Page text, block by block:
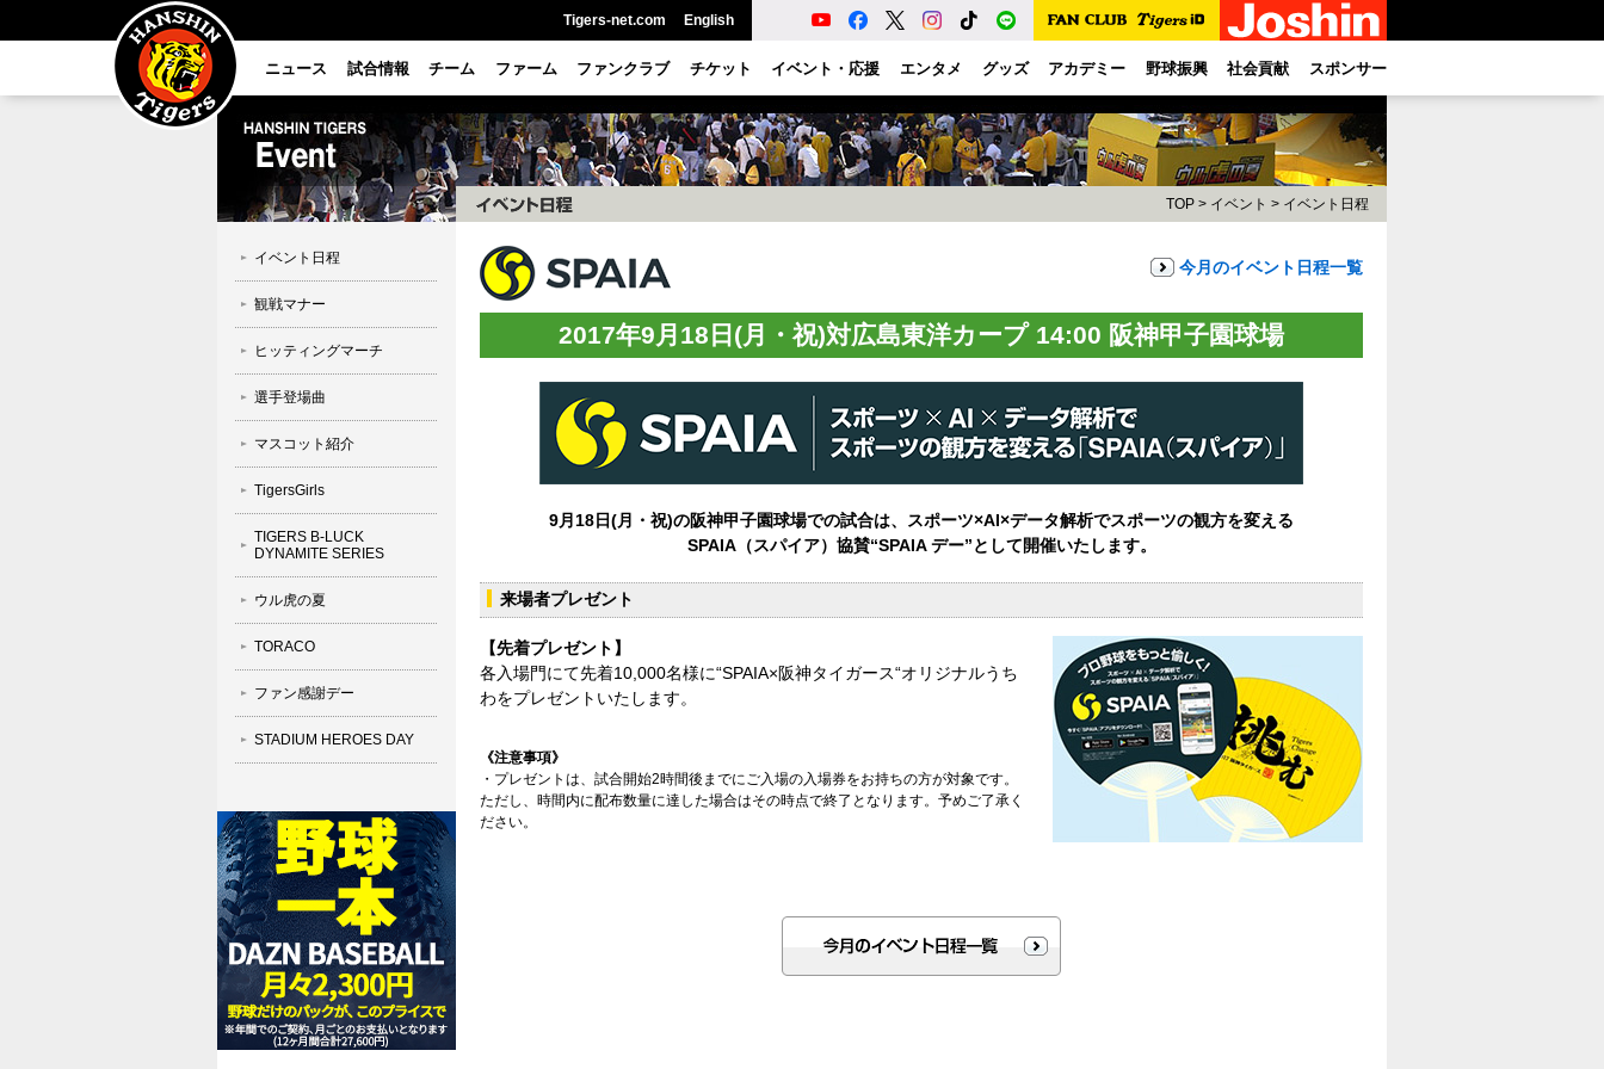
Tigers-net.com English
ニュース 試合情報 チーム ファーム ファンクラブ チケット イベント・応援 エンタメ グッズ アカデミー 野球振興 社会貢献 スポンサー
イベント日程
観戦マナー
ヒッティングマーチ
選手登場曲
マスコット紹介
TigersGirls
TIGERS B-LUCK
DYNAMITE SERIES
ウル虎の夏
TORACO
ファン感謝デー
STADIUM HEROES DAY
TOP > イベント > イベント日程
今月のイベント日程一覧
2017年9月18日(月・祝)対広島東洋カープ 14:00 阪神甲子園球場
9月18日(月・祝)の阪神甲子園球場での試合は、スポーツ×AI×データ解析でスポーツの観方を変える
SPAIA（スパイア）協賛“SPAIA デー”として開催いたします。
来場者プレゼント
【先着プレゼント】
各入場門にて先着10,000名様に“SPAIA×阪神タイガース“オリジナルうち
わをプレゼントいたします。
《注意事項》
・プレゼントは、試合開始2時間後までにご入場の入場券をお持ちの方が対象です。
ただし、時間内に配布数量に達した場合はその時点で終了となります。予めご了承く
ださい。